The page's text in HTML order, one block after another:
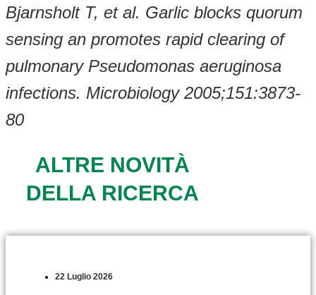
Bjarnsholt T, et al. Garlic blocks quorum
sensing an promotes rapid clearing of
pulmonary Pseudomonas aeruginosa
infections. Microbiology 2005;151:3873-
80
ALTRE NOVITÀ
DELLA RICERCA
22 Luglio 2026